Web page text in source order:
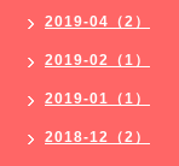
2019-04（2）
2019-02（1）
2019-01（1）
2018-12（2）